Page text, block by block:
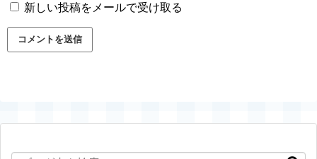
新しい投稿をメールで受け取る